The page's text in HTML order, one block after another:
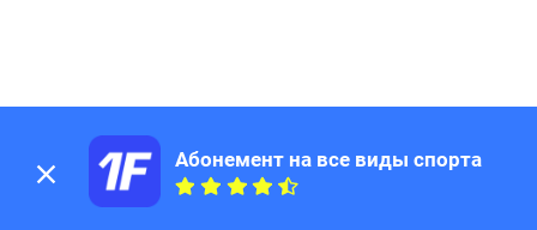
Абонемент на все виды спорта